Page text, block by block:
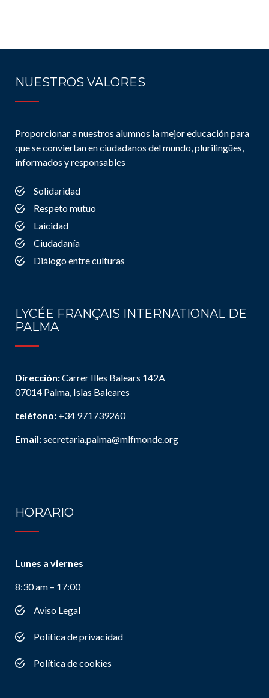
NUESTROS VALORES
Proporcionar a nuestros alumnos la mejor educación para
que se conviertan en ciudadanos del mundo, plurilingües,
informados y responsables
Solidaridad
Respeto mutuo
Laicidad
Ciudadanía
Diálogo entre culturas
LYCÉE FRANÇAIS INTERNATIONAL DE
PALMA
Dirección:Carrer Illes Balears 142A
07014 Palma, Islas Baleares
teléfono: +34 971739260
Email:secretaria.palma@mlfmonde.org
HORARIO
Lunes a viernes
8:30 am – 17:00
Aviso Legal
Política de privacidad
Política de cookies